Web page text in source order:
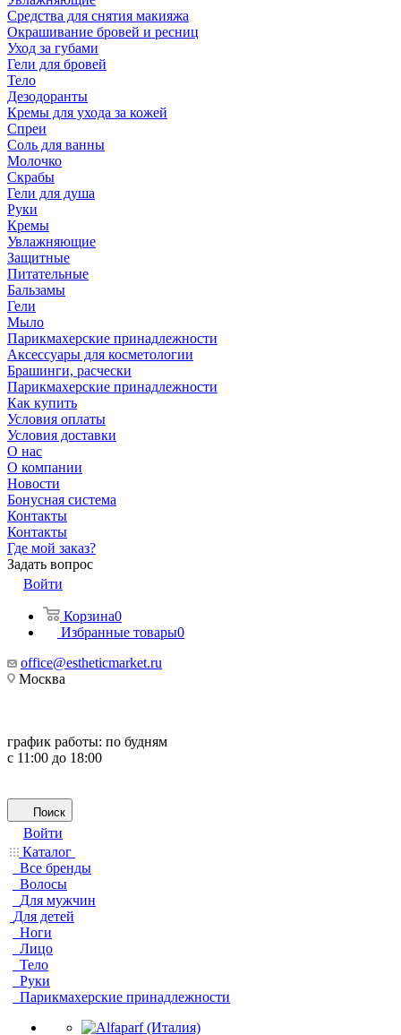
Средства для снятия макияжа
Окрашивание бровей и ресниц
Уход за губами
Гели для бровей
Тело
Дезодоранты
Кремы для ухода за кожей
Спреи
Соль для ванны
Молочко
Скрабы
Гели для душа
Руки
Кремы
Увлажняющие
Защитные
Питательные
Бальзамы
Гели
Мыло
Парикмахерские принадлежности
Аксессуары для косметологии
Брашинги, расчески
Парикмахерские принадлежности
Как купить
Условия оплаты
Условия доставки
О нас
О компании
Новости
Бонусная система
Контакты
Контакты
Где мой заказ?
Задать вопрос
Войти
Корзина0
Избранные товары0
office@estheticmarket.ru
Москва
график работы: по будням
с 11:00 до 18:00
Поиск
Войти
Каталог
Все бренды
Волосы
Для мужчин
Для детей
Ноги
Лицо
Тело
Руки
Парикмахерские принадлежности